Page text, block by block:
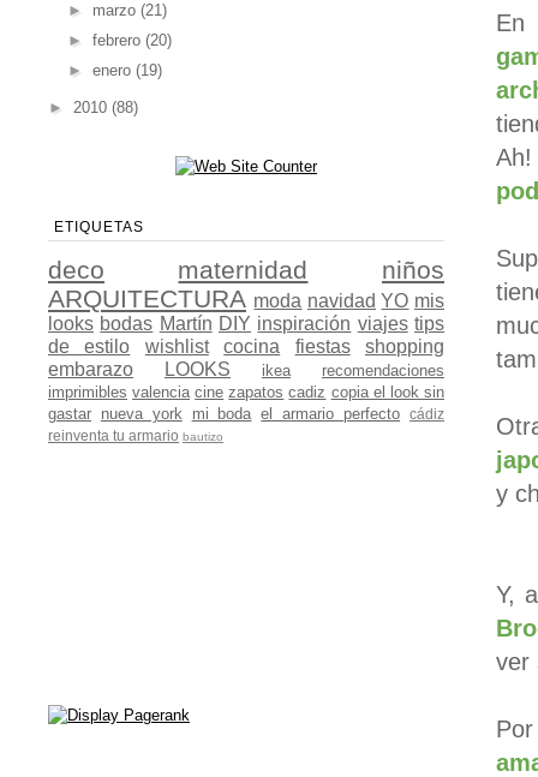
En
y
Y,
ver
► marzo (21)
► febrero (20)
► enero (19)
► 2010 (88)
ETIQUETAS
deco maternidad
niños
ARQUITECTURA moda navidad YO mis
looks bodas Martín DIY inspiración viajes tips
de estilo
wishlist cocina fiestas
shopping
embarazo
LOOKS ikea
recomendaciones
imprimibles valencia cine zapatos cadiz copia el look sin
gastar nueva york mi boda el armario perfecto
cádiz
reinventa tu armario bautizo